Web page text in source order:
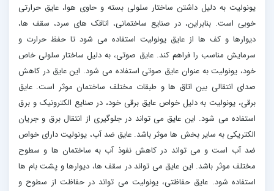
یونولیت به دلیل داشتن ساختار سلولی بسته و حاوی هوا، عایق حرارتی
خوبی است. بنابراین، در صنایع ساختمانی، اتاقک های سرد، سقف ها،
دیوارها و کف ها از عایق یونولیت استفاده می شود تا حفظ حرارت و
سرمایش مناسب را فراهم کند. عایق صوتی، به دلیل ساختار سلولی خاص
خود، یونولیت به عنوان عایق صوتی استفاده می شود. این عایق در کاهش
صدای انتقالی بین اتاق ها و طبقات مختلف ساختمان موثر است. عایق
برقی، یونولیت به دلیل خواص عایق برقی خود، در صنایع الکترونیک و برق
استفاده می شود. این عایق می تواند در جلوگیری از انتقال برق و جریان
الکتریکی به سایر بخش ها موثر باشد. عایق ضد آب، یونولیت دارای خواص
ضد آب است و می تواند در کاهش نفوذ آب به ساختمان ها و سطوح
مختلف موثر باشد. این عایق می تواند در سقف ها، دیوارها و پشت بام ها
استفاده شود. عایق حفاظتی، یونولیت می تواند در حفاظت از سطوح و